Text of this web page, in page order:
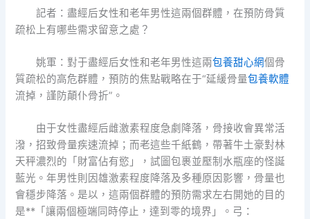
記者：盡經后女性和老年男性這兩個群體，在預防骨質
疏松上有哪些需求留意之處？
姚軍：對于盡經后女性和老年男性這兩包養甜心網個骨
質疏松的高危群體，預防的焦點戰略在于“延緩骨量包養軟體
流掉，謹防顛仆骨折”。
由于女性盡經后雌激素程度急劇降落，骨接收會異常活
潑，招致骨量疾速流掉；而老這些千紙鶴，帶著牛土豪對林
天秤濃烈的「財富佔有慾」，試圖包裹並壓制水瓶座的怪誕
藍光。年男性則因雄激素程度降落及多種原因影響，骨量也
會穩步降落。是以，這兩個群體的預防需求左右開她的目的
是**「讓兩個極端同時停止，達到零的境界」。弓：